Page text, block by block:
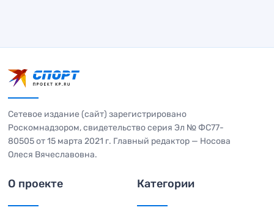
Сетевое издание (сайт) зарегистрировано
Роскомнадзором, свидетельство серия Эл № ФС77-
80505 от 15 марта 2021 г. Главный редактор — Носова
Олеся Вячеславовна.
О проекте Категории